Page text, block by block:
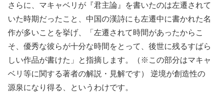
さらに、マキャベリが『君主論』を書いたのは左遷されて
いた時期だったこと、中国の漢詩にも左遷中に書かれた名
作が多いことを挙げ、「左遷されて時間があったからこ
そ、優秀な彼らが十分な時間をとって、後世に残るすばら
しい作品が書けた」と指摘します。（※この部分はマキャ
ベリ等に関する著者の解説・見解です） 逆境が創造性の
源泉になり得る、というわけです。